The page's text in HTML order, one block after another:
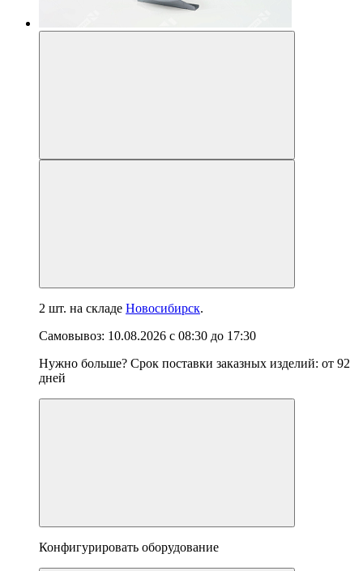
2 шт. на складе Новосибирск.
Самовывоз: 10.08.2026 с 08:30 до 17:30
Нужно больше? Срок поставки заказных изделий: от 92
дней
Конфигурировать оборудование